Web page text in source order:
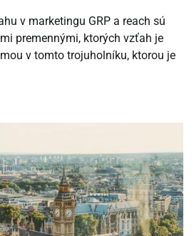
v marketingu GRP a reach sú
premennými, ktorých vzťah je
v tomto trojuholníku, ktorou je